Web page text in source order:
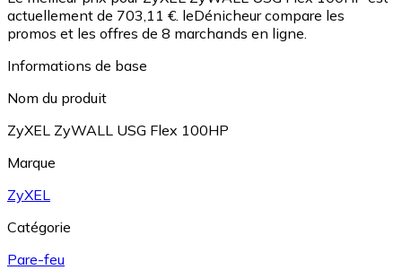
actuellement de 703,11 €. leDénicheur compare les
promos et les offres de 8 marchands en ligne.
Informations de base
Nom du produit
ZyXEL ZyWALL USG Flex 100HP
Marque
ZyXEL
Catégorie
Pare-feu